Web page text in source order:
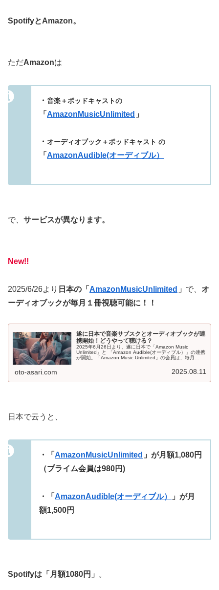
SpotifyとAmazon。
ただAmazonは
・ 音楽＋ポッドキャストの
「 AmazonMusicUnlimited 」
・ オーディオブック＋ポッドキャスト の
「 AmazonAudible(オーディブル）
で、 サービスが異なります。
New!!
2025/6/26より 日本の「 AmazonMusicUnlimited 」 で、 オ
ーディオブックが毎月１冊視聴可能に！！
遂に日本で音楽サブスクとオーディオブックが連
携開始！どうやって聴ける？
2025年6月26日より、遂に日本で「Amazon Music
Unlimited」と 「Amazon Audible(オーディブル）」の連携
が開始。「Amazon Music Unlimited」の会員は、毎月
oto-asari.com 2025.08.11
日本で云うと、
・ 「 AmazonMusicUnlimited 」 が月額1,080円
（プライム会員は980円)
・「 AmazonAudible(オーディブル）
」が月
額1,500円
Spotifyは「月額1080円」 。